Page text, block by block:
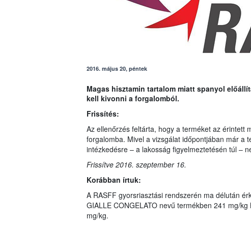
2016. május 20, péntek
Magas hisztamin tartalom miatt spanyol
kell kivonni a forgalomból.
Frissítés:
Az ellenőrzés feltárta, hogy a terméket az érintett
forgalomba. Mivel a vizsgálat időpontjában már a
intézkedésre – a lakosság figyelmeztetésén túl –
Frissítve 2016. szeptember 16.
Korábban írtuk:
A RASFF gyorsriasztási rendszerén ma délután
GIALLE CONGELATO nevű termékben 241 mg/
mg/kg.